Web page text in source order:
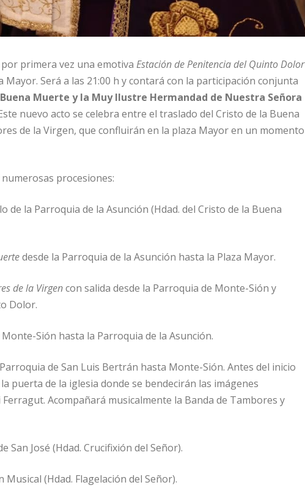
primera vez una emotiva Estación de Penitencia del Quinto Dolor
Será a las 21:00 h y contará con la participación conjunta
Muerte y la Muy Ilustre Hermandad de Nuestra Señora
nuevo acto se celebra entre el traslado del Cristo de la Buena
de la Virgen, que confluirán en la plaza Mayor en un momento
procesiones:
de la Parroquia de la Asunción (Hdad. del Cristo de la Buena
desde la Parroquia de la Asunción hasta la Plaza Mayor.
de la Virgencon salida desde la Parroquia de Monte-Sión y
Dolor.
Monte-Sión hasta la Parroquia de la Asunción.
de San Luis Bertrán hasta Monte-Sión. Antes del inicio
puerta de la iglesia donde se bendecirán las imágenes
Acompañará musicalmente la Banda de Tambores y
San José (Hdad. Crucifixión del Señor).
Musical (Hdad. Flagelación del Señor).